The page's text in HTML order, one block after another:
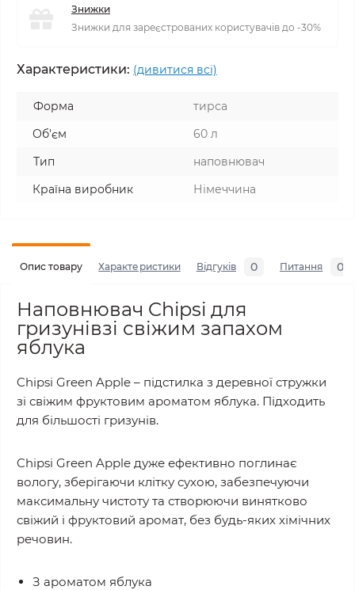
Знижки
Знижки для зареєстрованих користувачів до -30%
Характеристики: (дивитися всі)
Форма
тирса
Об'єм
60 л
Тип
наповнювач
Країна виробник
Німеччина
Опис товару Характеристики Відгуків 0 Питання 0
Наповнювач Chipsi для
гризунівзі свіжим запахом
яблука
Chipsi Green Apple – підстилка з деревної стружки
зі свіжим фруктовим ароматом яблука. Підходить
для більшості гризунів.
Chipsi Green Apple дуже ефективно поглинає
вологу, зберігаючи клітку сухою, забезпечуючи
максимальну чистоту та створюючи винятково
свіжий і фруктовий аромат, без будь-яких хімічних
речовин.
З ароматом яблука